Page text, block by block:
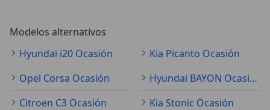
Modelos alternativos
Hyundai i20 Ocasión
Kia Picanto Ocasión
Opel Corsa Ocasión
Hyundai BAYON Ocasión
Citroen C3 Ocasión
Kia Stonic Ocasión